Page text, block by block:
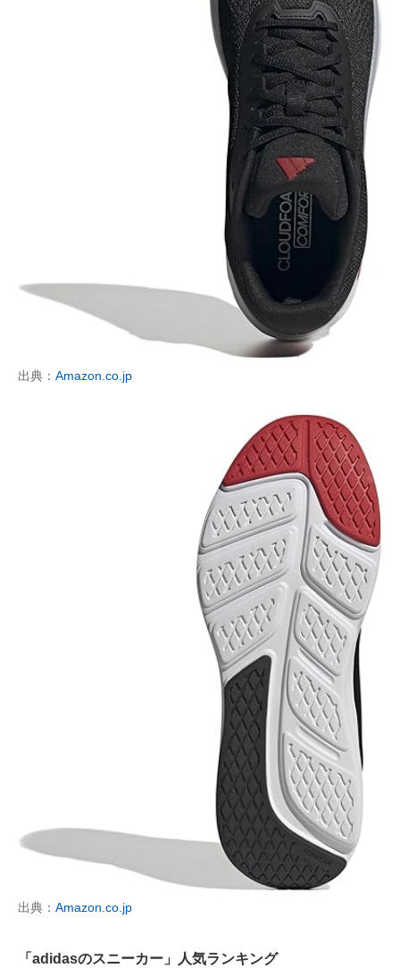
出典： Amazon.co.jp
出典： Amazon.co.jp
「adidasのスニーカー」人気ランキング